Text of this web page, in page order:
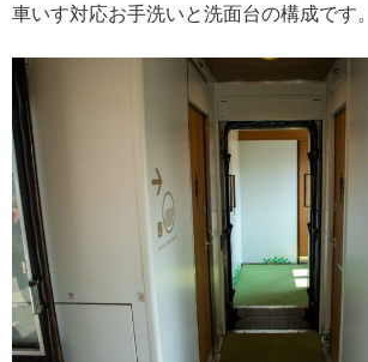
車いす対応お手洗いと洗面台の構成です。